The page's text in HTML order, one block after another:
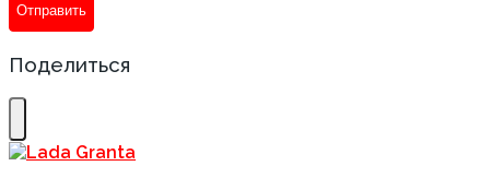
Отправить
Поделиться